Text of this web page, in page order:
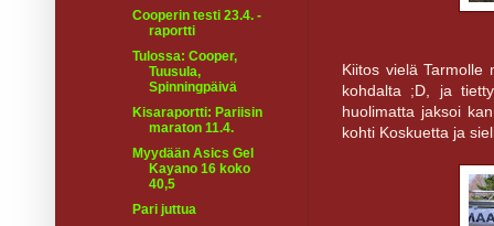
Kiitos vielä Tarmolle
kohdalta ;D, ja
huolimatta jaksoi
kohti Koskuetta ja
Cooperin testi 23.4. -
raportti
Tulossa: Cooper,
Tuusula,
Spinningpäivä
Kisaraportti: Pariisin
maraton 11.4.
Myydään Asics Gel
Kayano 16 koko
40,5
Pari juttua